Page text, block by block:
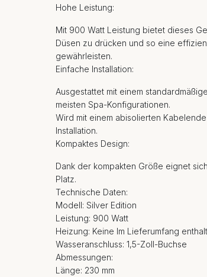
Hohe Leistung:
Mit 900 Watt Leistung bietet dieses
Düsen zu drücken und so eine
gewährleisten.
Einfache Installation:
Ausgestattet mit einem
meisten Spa-Konfigurationen.
Wird mit einem abisolierten
Installation.
Kompaktes Design:
Dank der kompakten Größe eignet
Platz.
Technische Daten:
Modell: Silver Edition
Leistung: 900 Watt
Heizung: Keine Im Lieferumfang
Wasseranschluss: 1,5-Zoll-Buchse
Abmessungen:
Länge: 230 mm